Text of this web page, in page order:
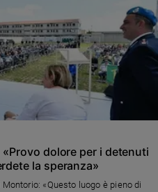
«Provo dolore per i detenuti
la speranza»
«Questo luogo è pieno di